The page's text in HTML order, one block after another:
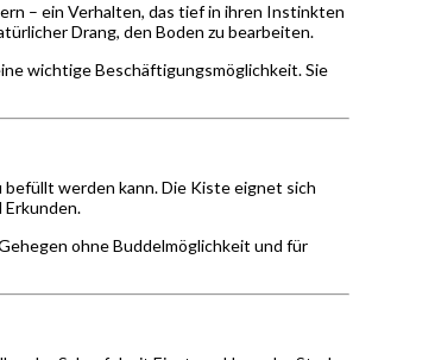
– ein Verhalten, das tief in ihren Instinkten
Drang, den Boden zu bearbeiten.
wichtige Beschäftigungsmöglichkeit. Sie
werden kann. Die Kiste eignet sich
Erkunden.
ohne Buddelmöglichkeit und für